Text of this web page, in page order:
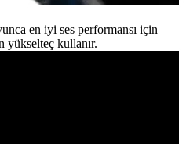
en iyi ses performansı için
kullanır.